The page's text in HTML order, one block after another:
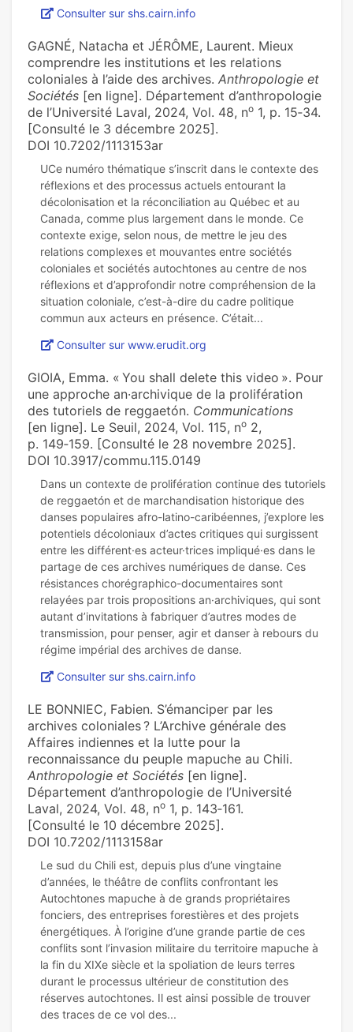
Consulter sur shs.cairn.info
GAGNÉ, Natacha et JÉRÔME, Laurent. Mieux
comprendre les institutions et les relations
coloniales à l’aide des archives. Anthropologie et
Sociétés [en ligne]. Département d’anthropologie
de l’Université Laval, 2024, Vol. 48, no 1, p. 15‑34.
[Consulté le 3 décembre 2025].
DOI 10.7202/1113153ar
UCe numéro thématique s’inscrit dans le contexte des
réflexions et des processus actuels entourant la
décolonisation et la réconciliation au Québec et au
Canada, comme plus largement dans le monde. Ce
contexte exige, selon nous, de mettre le jeu des
relations complexes et mouvantes entre sociétés
coloniales et sociétés autochtones au centre de nos
réflexions et d’approfondir notre compréhension de la
situation coloniale, c’est-à-dire du cadre politique
Consulter sur www.erudit.org
GIOIA, Emma. « You shall delete this video ». Pour
une approche an·archivique de la prolifération
des tutoriels de reggaetón. Communications
[en ligne]. Le Seuil, 2024, Vol. 115, no 2,
p. 149‑159. [Consulté le 28 novembre 2025].
DOI 10.3917/commu.115.0149
Dans un contexte de prolifération continue des tutoriels
de reggaetón et de marchandisation historique des
danses populaires afro-latino-caribéennes, j’explore les
potentiels décoloniaux d’actes critiques qui surgissent
entre les différent·es acteur·trices impliqué·es dans le
partage de ces archives numériques de danse. Ces
résistances chorégraphico-documentaires sont
relayées par trois propositions an·archiviques, qui sont
autant d’invitations à fabriquer d’autres modes de
transmission, pour penser, agir et danser à rebours du
Consulter sur shs.cairn.info
LE BONNIEC, Fabien. S’émanciper par les
archives coloniales ? L’Archive générale des
Affaires indiennes et la lutte pour la
reconnaissance du peuple mapuche au Chili.
Anthropologie et Sociétés [en ligne].
Département d’anthropologie de l’Université
Laval, 2024, Vol. 48, no 1, p. 143‑161.
[Consulté le 10 décembre 2025].
DOI 10.7202/1113158ar
Le sud du Chili est, depuis plus d’une vingtaine
d’années, le théâtre de conflits confrontant les
Autochtones mapuche à de grands propriétaires
fonciers, des entreprises forestières et des projets
énergétiques. À l’origine d’une grande partie de ces
conflits sont l’invasion militaire du territoire mapuche à
la fin du XIXe siècle et la spoliation de leurs terres
durant le processus ultérieur de constitution des
réserves autochtones. Il est ainsi possible de trouver